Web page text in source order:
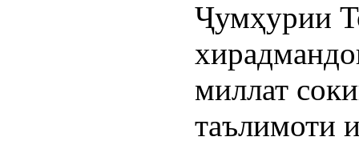
Ҷумҳурии
миллат
таълимоти